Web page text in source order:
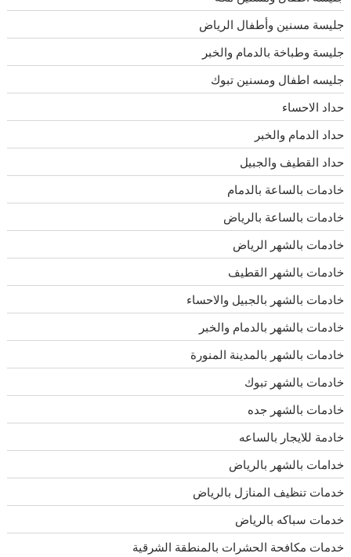
جليسة مسنين وأطفال الرياض
جليسة وطباخة بالدمام والخبر
جليسه اطفال ومسنين تبوك
حداد الاحساء
حداد الدمام والخبر
حداد القطيف والجبيل
خادمات بالساعة بالدمام
خادمات بالساعة بالرياض
خادمات بالشهر الرياض
خادمات بالشهر القطيف
خادمات بالشهر بالجبيل والاحساء
خادمات بالشهر بالدمام والخبر
خادمات بالشهر بالمدينة المنورة
خادمات بالشهر تبوك
خادمات بالشهر جده
خادمة للايجار بالساعه
خدامات بالشهر بالرياض
خدمات تنظيف المنازل بالرياض
خدمات سباكه بالرياض
خدمات مكافحة الحشرات بالمنطقة الشرقية